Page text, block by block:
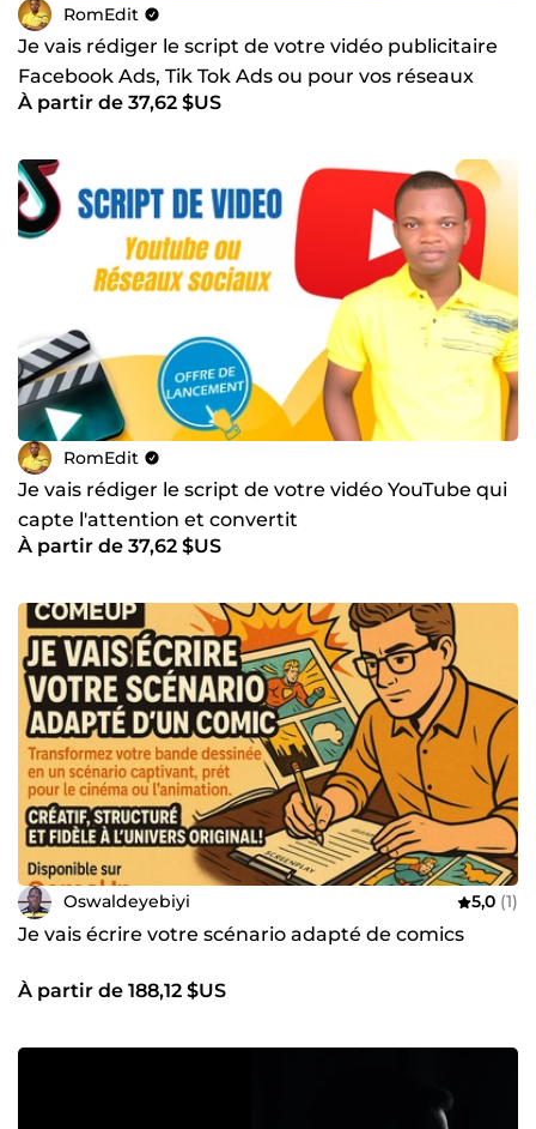
RomEdit
Je vais rédiger le script de votre vidéo publicitaire
Facebook Ads, Tik Tok Ads ou pour vos réseaux
sociaux
À partir de 37,62 $US
RomEdit
Je vais rédiger le script de votre vidéo YouTube qui
capte l'attention et convertit
À partir de 37,62 $US
Oswaldeyebiyi 5,0 (1)
Je vais écrire votre scénario adapté de comics
À partir de 188,12 $US